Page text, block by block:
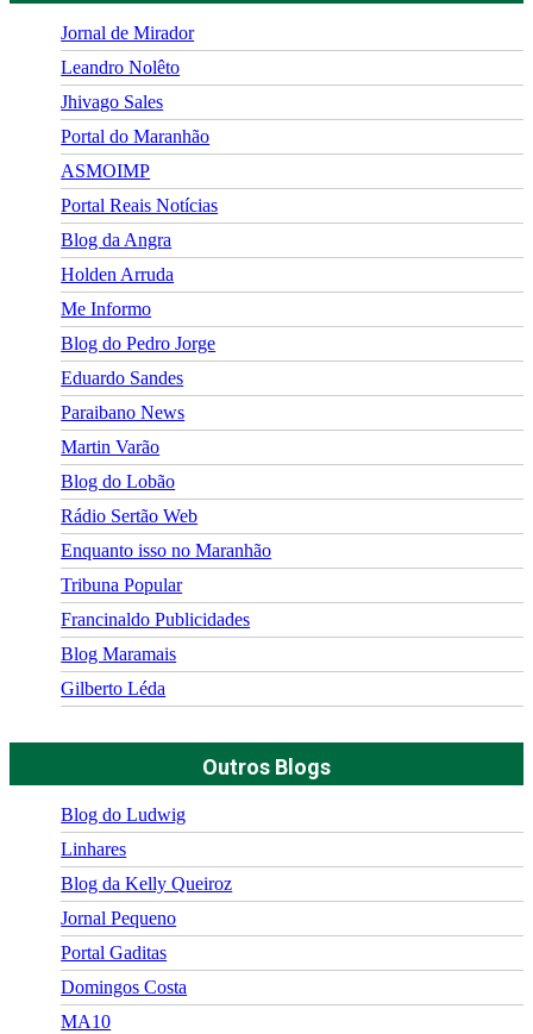
Jornal de Mirador
Leandro Nolêto
Jhivago Sales
Portal do Maranhão
ASMOIMP
Portal Reais Notí­cias
Blog da Angra
Holden Arruda
Me Informo
Blog do Pedro Jorge
Eduardo Sandes
Paraibano News
Martin Varão
Blog do Lobão
Rádio Sertão Web
Enquanto isso no Maranhão
Tribuna Popular
Francinaldo Publicidades
Blog Maramais
Gilberto Léda
Outros Blogs
Blog do Ludwig
Linhares
Blog da Kelly Queiroz
Jornal Pequeno
Portal Gaditas
Domingos Costa
MA10